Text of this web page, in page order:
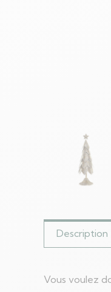
Description
Vous voulez